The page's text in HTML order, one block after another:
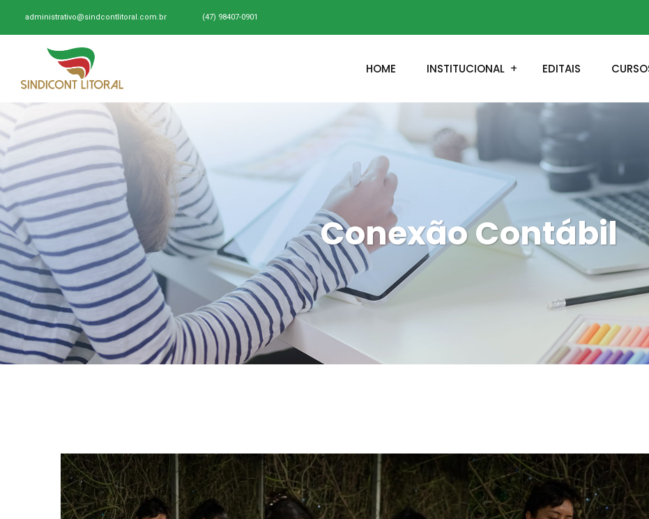
administrativo@sindcontlitoral.com.br (47) 98407-0901
HOME INSTITUCIONAL EDITAIS
Conexão Contábil